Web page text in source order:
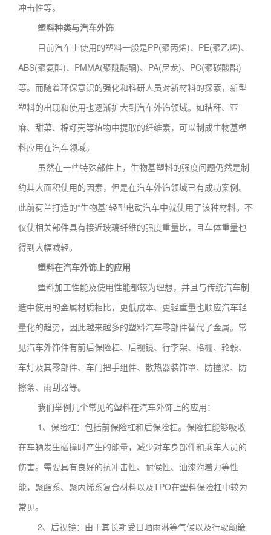
冲击性等。
塑料种类与汽车外饰
目前汽车上使用的塑料一般是PP(聚丙烯)、PE(聚乙烯)、
ABS(聚氨酯)、PMMA(聚醚醚酮)、PA(尼龙)、PC(聚碳酸酯)
等。而随着环保意识的强化和科研人员对新材料的探索，新型
塑料的出现和使用也逐渐扩大到汽车外饰领域。如秸秆、亚
麻、甜菜、棉籽壳等植物中提取的纤维素，可以制成生物基塑
料应用在汽车领域。
虽然在一些特殊部件上，生物基塑料的强度问题仍然是制
约其大面积使用的因素，但是在汽车外饰领域已有成功案例。
此前荷兰打造的“生物基”轻型电动汽车中就使用了该种材料。不
仅使相关部件具有接近玻璃纤维的强度重量比，且车体重量也
得到大幅减轻。
塑料在汽车外饰上的应用
塑料加工性能及使用性能都较为理想，并且与传统汽车制
造中使用的金属材质相比，更低成本、更轻重量也顺应汽车轻
量化的趋势，因此越来越多的塑料汽车零部件替代了金属。常
见汽车外饰件有前后保险杠、后视镜、行李架、格栅、轮毂、
车灯及其零部件、车门把手组件、散热器装饰罩、防撞梁、防
擦条、雨刮器等。
我们举例几个常见的塑料在汽车外饰上的应用：
1、保险杠：包括前保险杠和后保险杠。保险杠能够吸收
在车辆发生碰撞时产生的能量，减少对车身部件和乘车人员的
伤害。需要具有良好的抗冲击性、耐候性、油漆附着力等性
能，聚酯系、聚丙烯系复合材料以及TPO在塑料保险杠中较为
常见。
2、后视镜：由于其长期受日晒雨淋等气候以及行驶颠簸